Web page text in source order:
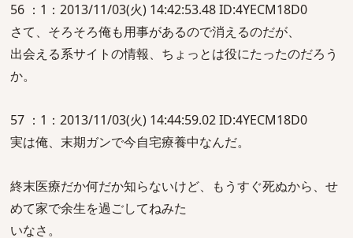
56 ：1：2013/11/03(火) 14:42:53.48 ID:4YECM18D0
さて、そろそろ俺も用事があるので消えるのだが、
出会える系サイトの情報、ちょっとは役にたったのだろう
か。
57 ：1：2013/11/03(火) 14:44:59.02 ID:4YECM18D0
実は俺、末期ガンで今自宅療養中なんだ。
終末医療だか何だか知らないけど、もうすぐ死ぬから、せ
めて家で余生を過ごしてねみた
いなさ。